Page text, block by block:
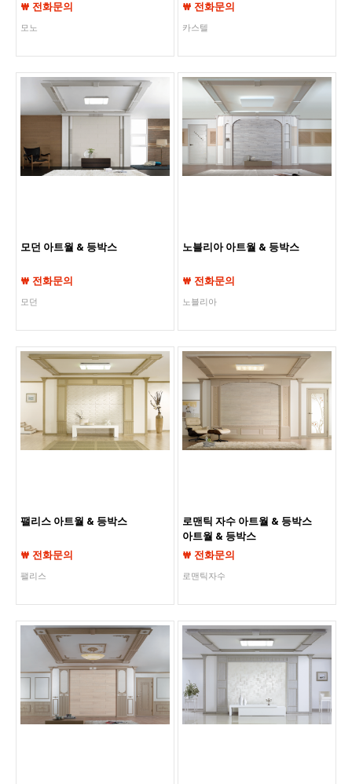
₩ 전화문의
모노
₩ 전화문의
카스텔
모던 아트월 & 등박스
₩ 전화문의
모던
노블리아 아트월 & 등박스
₩ 전화문의
노블리아
팰리스 아트월 & 등박스
₩ 전화문의
팰리스
로맨틱 자수 아트월 & 등박스
아트월 & 등박스
₩ 전화문의
로맨틱자수